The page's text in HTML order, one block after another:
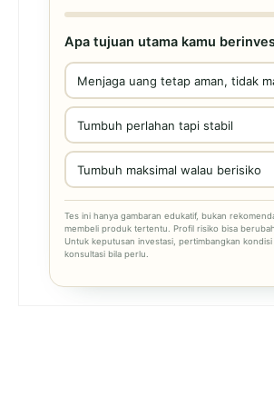
Apa tujuan utama kamu
Menjaga uang tetap aman, tidak
Tumbuh perlahan tapi stabil
Tumbuh maksimal walau berisiko
Tes ini hanya gambaran edukatif, bukan
membeli produk tertentu. Profil risiko bisa
Untuk keputusan investasi, pertimbangkan
konsultasi bila perlu.